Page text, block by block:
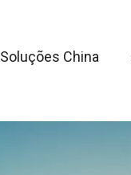
Soluções China